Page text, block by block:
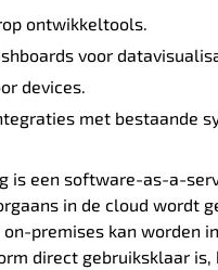
ontwikkeltools.
voor
devices.
met bestaande
is een software-as-a-
in de cloud wordt
premises kan worden
direct gebruiksklaar is,